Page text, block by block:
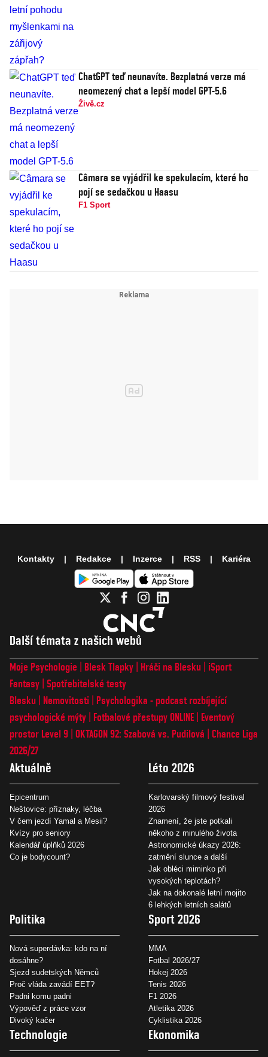
ChatGPT teď neunavíte. Bezplatná verze má
neomezený chat a lepší model GPT-5.6
Živě.cz
Câmara se vyjádřil ke spekulacím, které ho
pojí se sedačkou u Haasu
F1 Sport
Další témata z našich webů
Moje Psychologie Blesk Tlapky Hráči na Blesku
iSport
Fantasy Spotřebitelské testy
Blesku
Nemovitosti
Psychologika - podcast rozbíjející
psychologické mýty
Fotbalové přestupy ONLINE
Eventový
prostor Level 9 OKTAGON 92: Szabová vs. Pudilová
Chance Liga
2026/27
Aktuálně
Epicentrum
Neštovice: příznaky, léčba
V čem jezdí Yamal a Mesii?
Kvízy pro seniory
Kalendář úplňků 2026
Co je bodycount?
Léto 2026
Karlovarský filmový festival
2026
Znamení, že jste potkali
někoho z minulého života
Astronomické úkazy 2026:
zatmění slunce a další
Jak obléci miminko při
vysokých teplotách?
Jak na dokonalé letní mojito
6 lehkých letních salátů
Politika
Nová superdávka: kdo na ní
dosáhne?
Sjezd sudetských Němců
Proč vláda zavádí EET?
Padni komu padni
Výpověď z práce vzor
Divoký kačer
Sport 2026
MMA
Fotbal 2026/27
Hokej 2026
Tenis 2026
F1 2026
Atletika 2026
Cyklistika 2026
Technologie Ekonomika
Kontakty Redakce Inzerce RSS Kariéra